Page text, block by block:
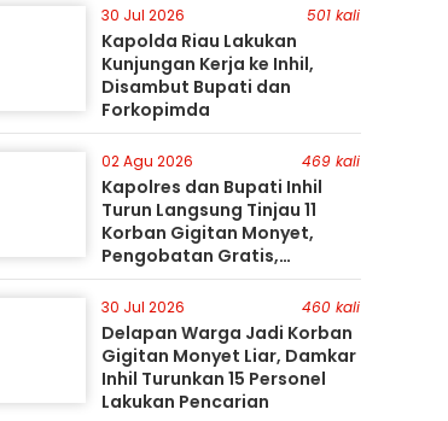
30 Jul 2026 501 kali
Kapolda Riau Lakukan
Kunjungan Kerja ke Inhil,
Disambut Bupati dan
Forkopimda
02 Agu 2026 469 kali
Kapolres dan Bupati Inhil
Turun Langsung Tinjau 11
Korban Gigitan Monyet,
Pengobatan Gratis,
Perburuan Terus Berlanjut
30 Jul 2026 460 kali
Delapan Warga Jadi Korban
Gigitan Monyet Liar, Damkar
Inhil Turunkan 15 Personel
Lakukan Pencarian